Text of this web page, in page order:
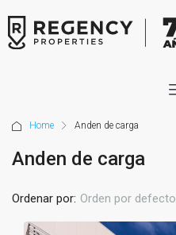
Home Anden de carga
Anden de carga
Ordenar por: Orden por defecto